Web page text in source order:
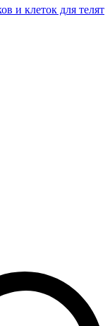
и клеток для телят